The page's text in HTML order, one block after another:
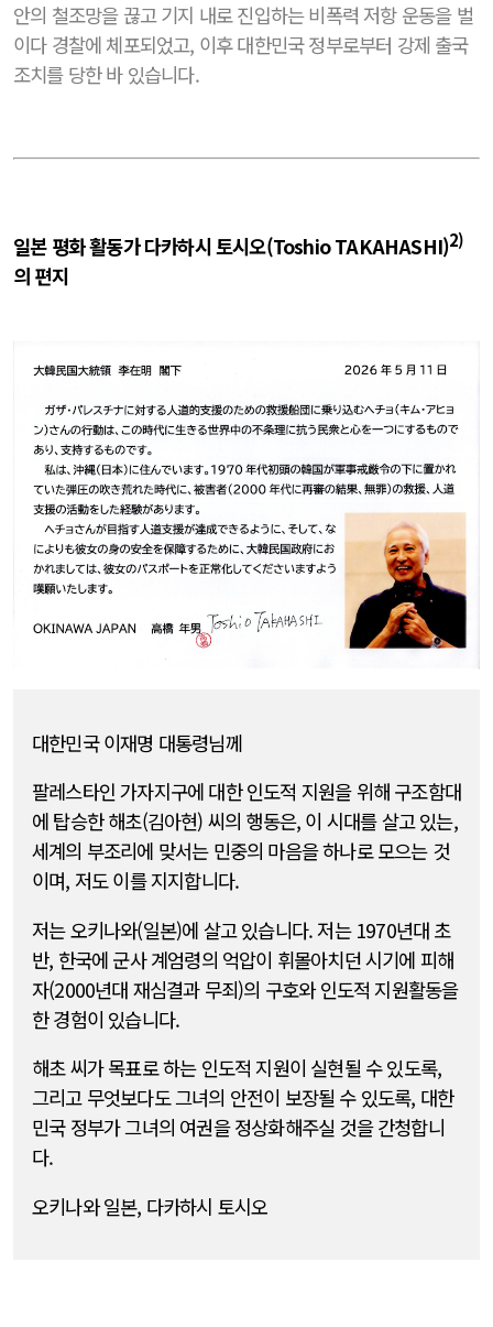
안의 철조망을 끊고 기지 내로 진입하는 비폭력 저항 운동을 벌
이다 경찰에 체포되었고, 이후 대한민국 정부로부터 강제 출국
조치를 당한 바 있습니다.
일본 평화 활동가 다카하시토시오(Toshio TAKAHASHI)2)
의 편지
대한민국 이재명 대통령님께
팔레스타인 가자지구에 대한 인도적 지원을 위해 구조함대
에 탑승한 해초(김아현) 씨의 행동은, 이 시대를 살고 있는,
세계의 부조리에 맞서는 민중의 마음을 하나로 모으는 것
이며, 저도 이를 지지합니다.
저는 오키나와(일본)에 살고 있습니다. 저는 1970년대 초
반, 한국에 군사 계엄령의 억압이 휘몰아치던 시기에 피해
자(2000년대 재심결과 무죄)의 구호와 인도적 지원활동을
한 경험이 있습니다.
해초 씨가 목표로 하는 인도적 지원이 실현될 수 있도록,
그리고 무엇보다도 그녀의 안전이 보장될 수 있도록, 대한
민국 정부가 그녀의 여권을 정상화해주실 것을 간청합니
다.
오키나와 일본, 다카하시 토시오